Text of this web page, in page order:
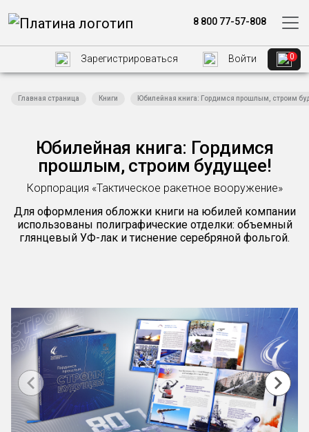
8 800 77-57-808
Зарегистрироваться Войти 0
Главная страница Книги Юбилейная книга: Гордимся прошлым, строим
Юбилейная книга: Гордимся
прошлым, строим будущее!
Корпорация «Тактическое ракетное вооружение»
Для оформления обложки книги на юбилей компании
использованы полиграфические отделки: объемный
глянцевый УФ-лак и тиснение серебряной фольгой.